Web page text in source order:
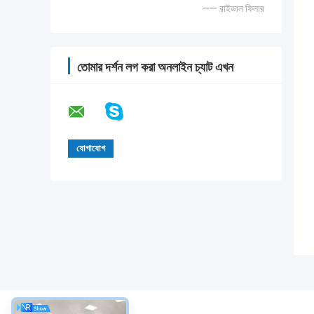
—— রাইডাল ফিলার
তোমার দর্শন লগ করা অনলাইন চ্যাট এখন